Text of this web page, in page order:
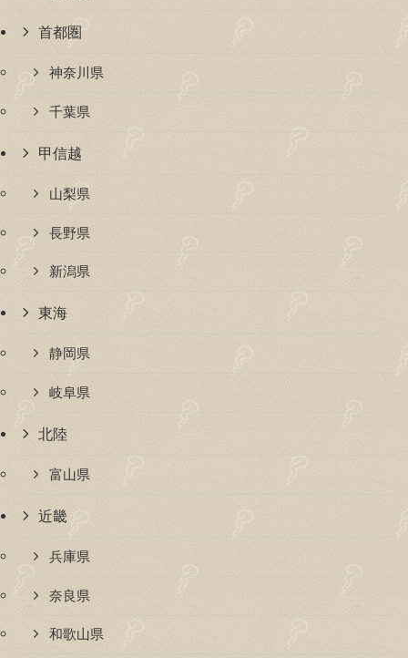
首都圏
神奈川県
千葉県
甲信越
山梨県
長野県
新潟県
東海
静岡県
岐阜県
北陸
富山県
近畿
兵庫県
奈良県
和歌山県